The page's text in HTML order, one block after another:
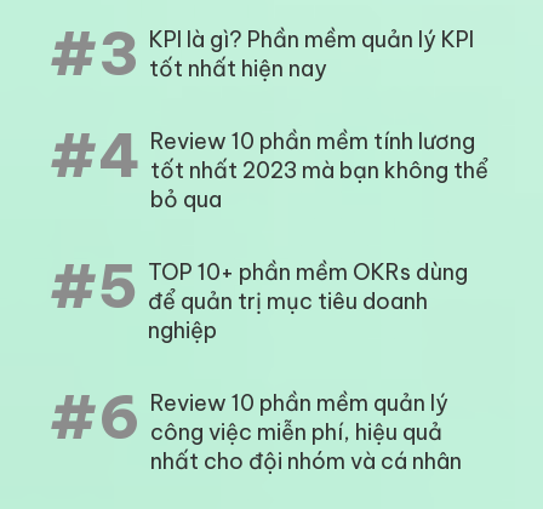
#3 KPI là gì? Phần mềm quản lý KPI
tốt nhất hiện nay
#4 Review 10 phần mềm tính lương
tốt nhất 2023 mà bạn không thể
bỏ qua
#5 TOP 10+ phần mềm OKRs dùng
để quản trị mục tiêu doanh
nghiệp
#6 Review 10 phần mềm quản lý
công việc miễn phí, hiệu quả
nhất cho đội nhóm và cá nhân